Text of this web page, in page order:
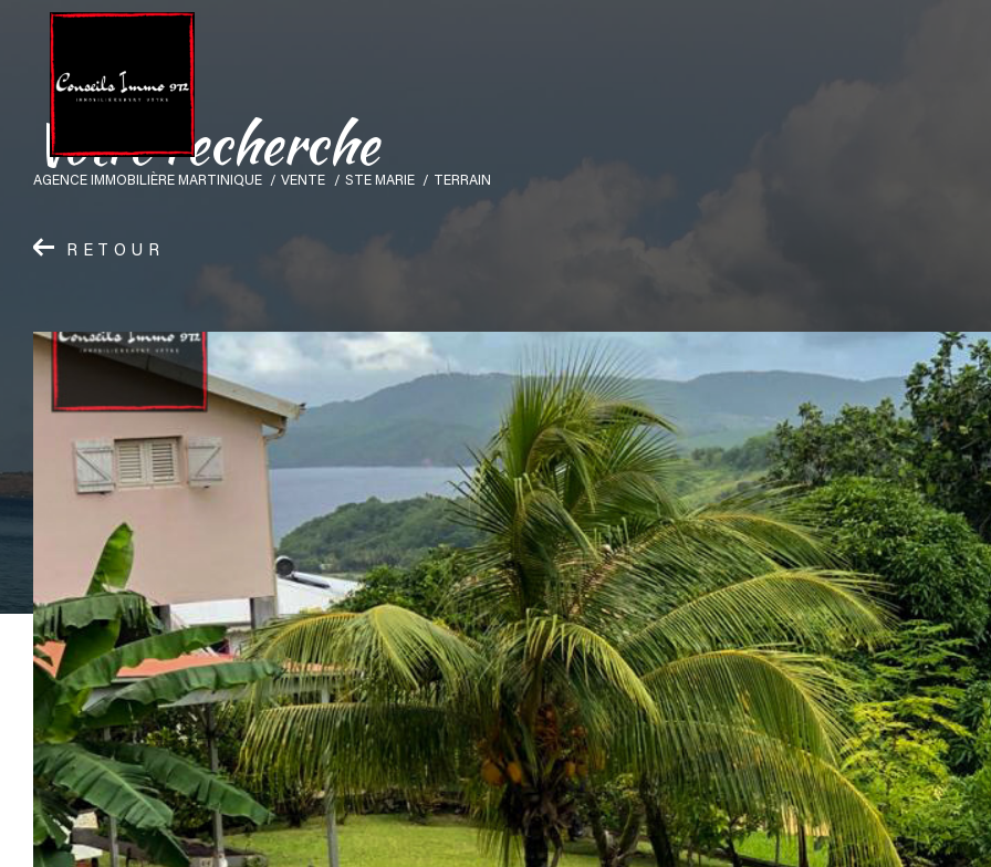
Votrerecherche
AGENCE IMMOBILIÈRE MARTINIQUE VENTE STE MARIE TERRAIN
RETOUR